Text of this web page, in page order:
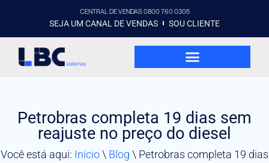
CENTRAL DE VENDAS 0800 760 0305
SEJA UM CANAL DE VENDAS SOU CLIENTE
Petrobras completa 19 dias sem
reajuste no preço do diesel
Você está aqui: Início\ Blog \ Petrobras completa 19 dias